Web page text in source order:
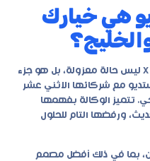
هي خيارك
إن النجاح الباهر الذي حققته الشركة X ليس حالة معزولة، بل هو جزء
مع شركائها الاثني عشر
تتميز الوكالة بفهمها
ورفضها التام للحلول
بما في ذلك أفضل مصمم